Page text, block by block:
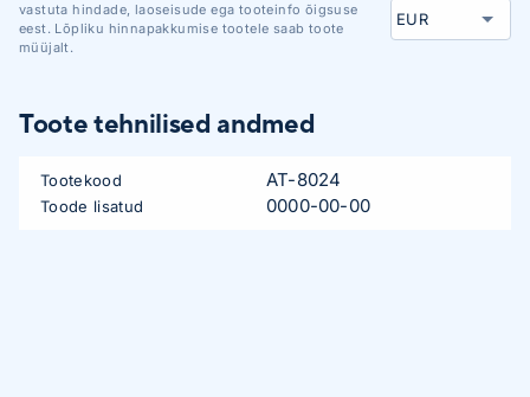
vastuta hindade, laoseisude ega tooteinfo õigsuse
eest. Lõpliku hinnapakkumise tootele saab toote
müüjalt.
Toote tehnilised andmed
Tootekood AT-8024
Toode lisatud 0000-00-00